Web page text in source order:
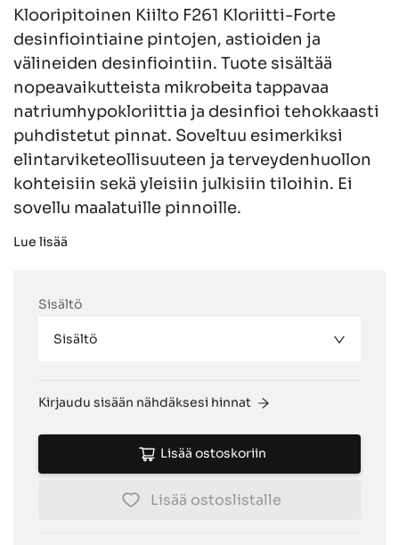
Klooripitoinen Kiilto F261 Kloriitti-Forte
desinfiointiaine pintojen, astioiden ja
välineiden desinfiointiin. Tuote sisältää
nopeavaikutteista mikrobeita tappavaa
natriumhypokloriittia ja desinfioi tehokkaasti
puhdistetut pinnat. Soveltuu esimerkiksi
elintarviketeollisuuteen ja terveydenhuollon
kohteisiin sekä yleisiin julkisiin tiloihin. Ei
sovellu maalatuille pinnoille.
Lue lisää
Sisältö
Sisältö
Kirjaudu sisään nähdäksesi hinnat
Lisää ostoskoriin
Lisää ostoslistalle